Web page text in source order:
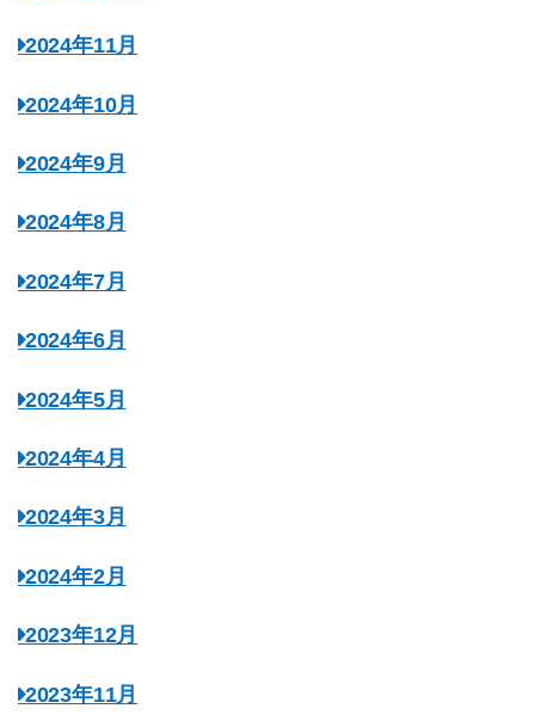
2024年11月
2024年10月
2024年9月
2024年8月
2024年7月
2024年6月
2024年5月
2024年4月
2024年3月
2024年2月
2023年12月
2023年11月